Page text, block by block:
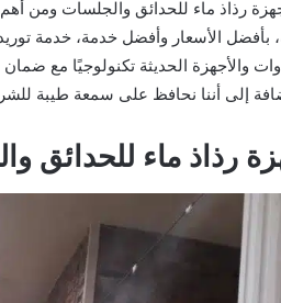
رذاذ ماء للحدائق والجلسات ومن
بأفضل الأسعار وأفضل خدمة، خدمة
والأجهزة الحديثة تكنولوجيًا مع
إلى أننا نحافظ على سمعة طيبة
رذاذ ماء للحدائق